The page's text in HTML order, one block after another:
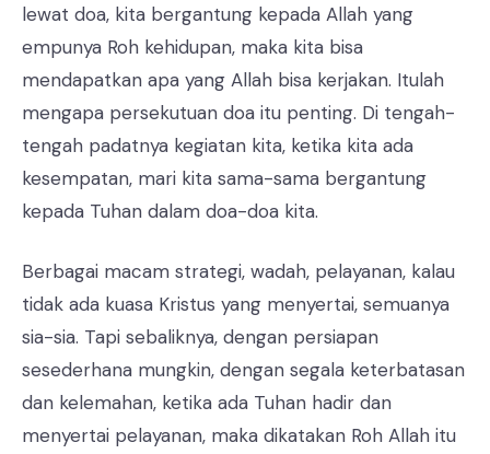
lewat doa, kita bergantung kepada Allah yang
empunya Roh kehidupan, maka kita bisa
mendapatkan apa yang Allah bisa kerjakan. Itulah
mengapa persekutuan doa itu penting. Di tengah-
tengah padatnya kegiatan kita, ketika kita ada
kesempatan, mari kita sama-sama bergantung
kepada Tuhan dalam doa-doa kita.
Berbagai macam strategi, wadah, pelayanan, kalau
tidak ada kuasa Kristus yang menyertai, semuanya
sia-sia. Tapi sebaliknya, dengan persiapan
sesederhana mungkin, dengan segala keterbatasan
dan kelemahan, ketika ada Tuhan hadir dan
menyertai pelayanan, maka dikatakan Roh Allah itu